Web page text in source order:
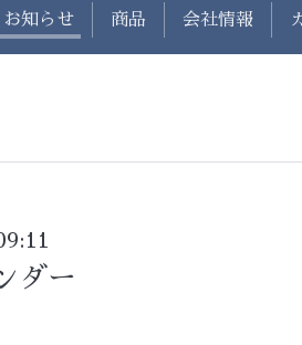
お知らせ 商品 会社情報
ダー